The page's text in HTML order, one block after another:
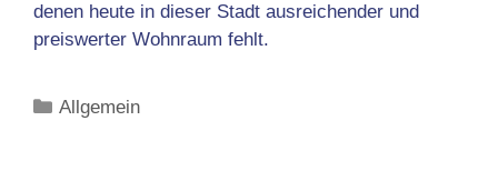
denen heute in dieser Stadt ausreichender und
preiswerter Wohnraum fehlt.
Kategorien
Allgemein